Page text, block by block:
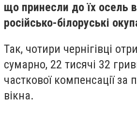
що принесли до їх осель
російсько-білоруські
Так, чотири чернігівці
сумарно, 22 тисячі 32
часткової компенсації за
вікна.